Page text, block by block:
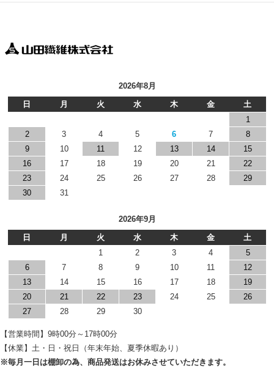
2026年8月
日
月 火 水 木 金
土
1
2
3 4 5 6 7
8
9
10 11 12 13 14
15
16
17 18 19 20 21
22
23
24 25 26 27 28
29
30
31
2026年9月
日
月 火 水 木 金
土
1
2 3 4
5
6
7 8 9 10 11
12
13
14 15 16 17 18
19
20
21 22 23 24 25
26
27
28 29 30
【営業時間】9時00分～17時00分
【休業】土・日・祝日（年末年始、夏季休暇あり）
※毎月一日は棚卸の為、商品発送はお休みさせていただきます。